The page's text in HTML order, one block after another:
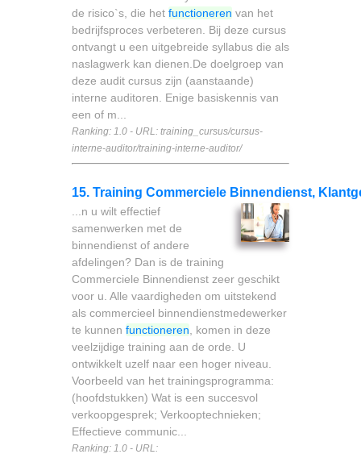
de risico`s, die het functioneren van het
bedrijfsproces verbeteren. Bij deze cursus
ontvangt u een uitgebreide syllabus die als
naslagwerk kan dienen.De doelgroep van
deze audit cursus zijn (aanstaande)
interne auditoren. Enige basiskennis van
een of m...
Ranking: 1.0 - URL: training_cursus/cursus-
interne-auditor/training-interne-auditor/
15. Training Commerciele Binnendienst,
...n u wilt effectief
samenwerken met de
binnendienst of andere
afdelingen? Dan is de training
Commerciele Binnendienst zeer geschikt
voor u. Alle vaardigheden om uitstekend
als commercieel binnendienstmedewerker
te kunnen functioneren , komen in deze
veelzijdige training aan de orde. U
ontwikkelt uzelf naar een hoger niveau.
Voorbeeld van het trainingsprogramma:
(hoofdstukken) Wat is een succesvol
verkoopgesprek; Verkooptechnieken;
Effectieve communic...
Ranking: 1.0 - URL: